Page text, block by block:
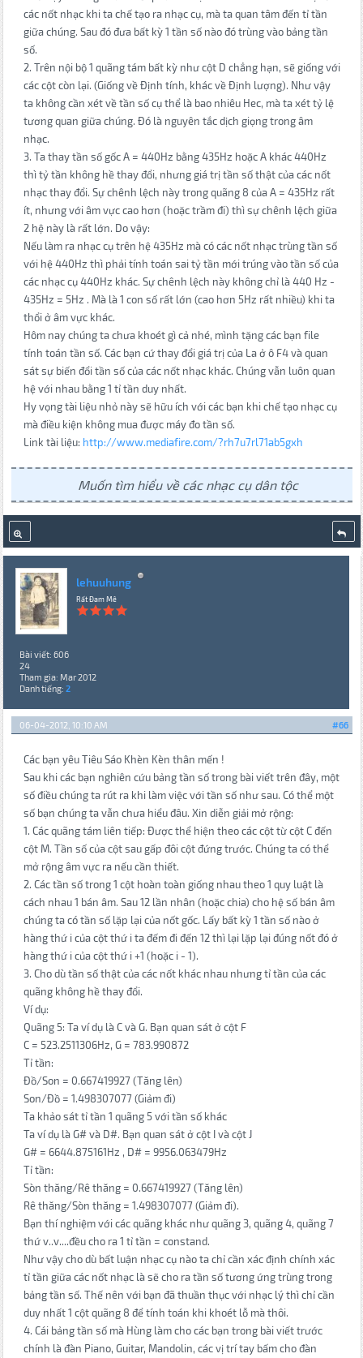
các nốt nhạc khi ta chế tạo ra nhạc cụ, mà ta quan tâm đến tỉ tần
giữa chúng. Sau đó đưa bất kỳ 1 tần số nào đó trùng vào bảng tần
số.
2. Trên nội bộ 1 quãng tám bất kỳ như cột D chẳng hạn, sẽ giống với
các cột còn lại. (Giống về Định tính, khác về Định lượng). Như vậy
ta không cần xét về tần số cụ thể là bao nhiêu Hec, mà ta xét tỷ lệ
tương quan giữa chúng. Đó là nguyên tắc dịch giọng trong âm
nhạc.
3. Ta thay tần số gốc A = 440Hz bằng 435Hz hoặc A khác 440Hz
thì tỷ tần không hề thay đổi, nhưng giá trị tần số thật của các nốt
nhạc thay đổi. Sự chênh lệch này trong quãng 8 của A = 435Hz rất
ít, nhưng với âm vực cao hơn (hoặc trầm đi) thì sự chênh lệch giữa
2 hệ này là rất lớn. Do vậy:
Nếu làm ra nhạc cụ trên hệ 435Hz mà có các nốt nhạc trùng tần số
với hệ 440Hz thì phải tính toán sai tỷ tần mới trúng vào tần số của
các nhạc cụ 440Hz khác. Sự chênh lệch này không chỉ là 440 Hz -
435Hz = 5Hz . Mà là 1 con số rất lớn (cao hơn 5Hz rất nhiều) khi ta
thổi ở âm vực khác.
Hôm nay chúng ta chưa khoét gì cả nhé, mình tặng các bạn file
tính toán tần số. Các bạn cứ thay đổi giá trị của La ở ô F4 và quan
sát sự biến đổi tần số của các nốt nhạc khác. Chúng vẫn luôn quan
hệ với nhau bằng 1 tỉ tần duy nhất.
Hy vọng tài liệu nhỏ này sẽ hữu ích với các bạn khi chế tạo nhạc cụ
mà điều kiện không mua được máy đo tần số.
Link tài liệu: http://www.mediafire.com/?rh7u7rl71ab5gxh
Muốn tìm hiểu về các nhạc cụ dân tộc
lehuuhung
Rất Đam Mê
Bài viết: 606
24
Tham gia: Mar 2012
Danh tiếng: 2
#66
06-04-2012, 10:10 AM
Các bạn yêu Tiêu Sáo Khèn Kèn thân mến !
Sau khi các bạn nghiên cứu bảng tần số trong bài viết trên đây, một
số điều chúng ta rút ra khi làm việc với tần số như sau. Có thể một
số bạn chúng ta vẫn chưa hiểu đâu. Xin diễn giải mở rộng:
1. Các quãng tám liên tiếp: Được thể hiện theo các cột từ cột C đến
cột M. Tần số của cột sau gấp đôi cột đứng trước. Chúng ta có thể
mở rộng âm vực ra nếu cần thiết.
2. Các tần số trong 1 cột hoàn toàn giống nhau theo 1 quy luật là
cách nhau 1 bán âm. Sau 12 lần nhân (hoặc chia) cho hệ số bán âm
chúng ta có tần số lặp lại của nốt gốc. Lấy bất kỳ 1 tần số nào ở
hàng thứ i của cột thứ i ta đếm đi đến 12 thì lại lặp lại đúng nốt đó ở
hàng thứ i của cột thứ i +1 (hoặc i - 1).
3. Cho dù tần số thật của các nốt khác nhau nhưng tỉ tần của các
quãng không hề thay đổi.
Ví dụ:
Quãng 5: Ta ví dụ là C và G. Bạn quan sát ở cột F
C = 523.2511306Hz, G = 783.990872
Tỉ tần:
Đồ/Son = 0.667419927 (Tăng lên)
Son/Đồ = 1.498307077 (Giảm đi)
Ta khảo sát tỉ tần 1 quãng 5 với tần số khác
Ta ví dụ là G# và D#. Bạn quan sát ở cột I và cột J
G# = 6644.875161Hz , D# = 9956.063479Hz
Tỉ tần:
Sòn thăng/Rê thăng = 0.667419927 (Tăng lên)
Rê thăng/Sòn thăng = 1.498307077 (Giảm đi).
Bạn thí nghiệm với các quãng khác như quãng 3, quãng 4, quãng 7
thứ v..v....đều cho ra 1 tỉ tần = constand.
Như vậy cho dù bất luận nhạc cụ nào ta chỉ cần xác định chính xác
tỉ tần giữa các nốt nhạc là sẽ cho ra tần số tương ứng trùng trong
bảng tần số. Thế nên với bạn đã thuần thục với nhạc lý thì chỉ cần
duy nhất 1 cột quãng 8 để tính toán khi khoét lỗ mà thôi.
4. Cái bảng tần số mà Hùng làm cho các bạn trong bài viết trước
chính là đàn Piano, Guitar, Mandolin, các vị trí tay bấm cho đàn